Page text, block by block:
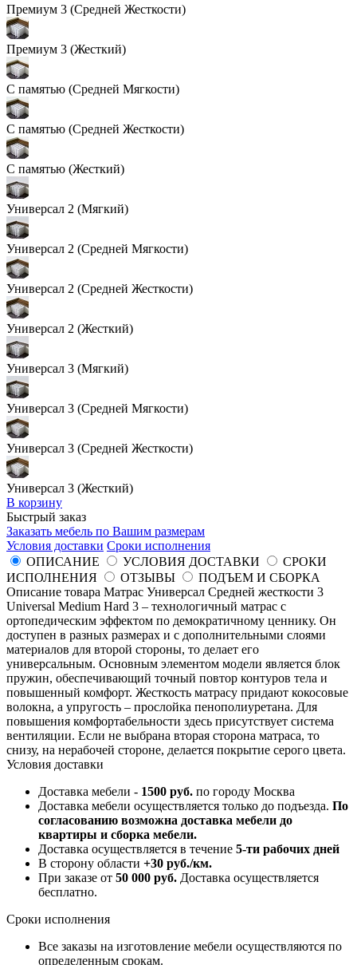
Премиум 3 (Средней Жесткости)
Премиум 3 (Жесткий)
С памятью (Средней Мягкости)
С памятью (Средней Жесткости)
С памятью (Жесткий)
Универсал 2 (Мягкий)
Универсал 2 (Средней Мягкости)
Универсал 2 (Средней Жесткости)
Универсал 2 (Жесткий)
Универсал 3 (Мягкий)
Универсал 3 (Средней Мягкости)
Универсал 3 (Средней Жесткости)
Универсал 3 (Жесткий)
В корзину
Быстрый заказ
Заказать мебель по Вашим размерам
Условия доставки Сроки исполнения
ОПИСАНИЕ
УСЛОВИЯ ДОСТАВКИ
СРОКИ
ИСПОЛНЕНИЯ
ОТЗЫВЫ
ПОДЪЕМ И СБОРКА
Описание товара Матрас Универсал Средней жесткости 3
Universal Medium Hard 3 – технологичный матрас с
ортопедическим эффектом по демократичному ценнику. Он
доступен в разных размерах и с дополнительными слоями
материалов для второй стороны, то делает его
универсальным. Основным элементом модели является блок
пружин, обеспечивающий точный повтор контуров тела и
повышенный комфорт. Жесткость матрасу придают кокосовые
волокна, а упругость – прослойка пенополиуретана. Для
повышения комфортабельности здесь присутствует система
вентиляции. Если не выбрана вторая сторона матраса, то
снизу, на нерабочей стороне, делается покрытие серого цвета.
Условия доставки
Доставка мебели - 1500 руб. по городу Москва
Доставка мебели осуществляется только до подъезда. По
согласованию возможна доставка мебели до
квартиры и сборка мебели.
Доставка осуществляется в течение 5-ти рабочих дней
В сторону области +30 руб./км.
При заказе от 50 000 руб. Доставка осуществляется
бесплатно.
Сроки исполнения
Все заказы на изготовление мебели осуществляются по
определенным срокам.